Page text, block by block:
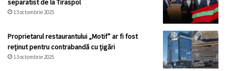
pentru
că
va
afla
cel
separatist de la Tiraspol
13 octombrie 2025
Proprietarul restaurantului „Motif” ar fi fost
reținut pentru contrabandă cu țigări
13 octombrie 2025